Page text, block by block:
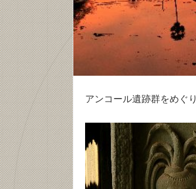
アンコール遺跡群をめぐり